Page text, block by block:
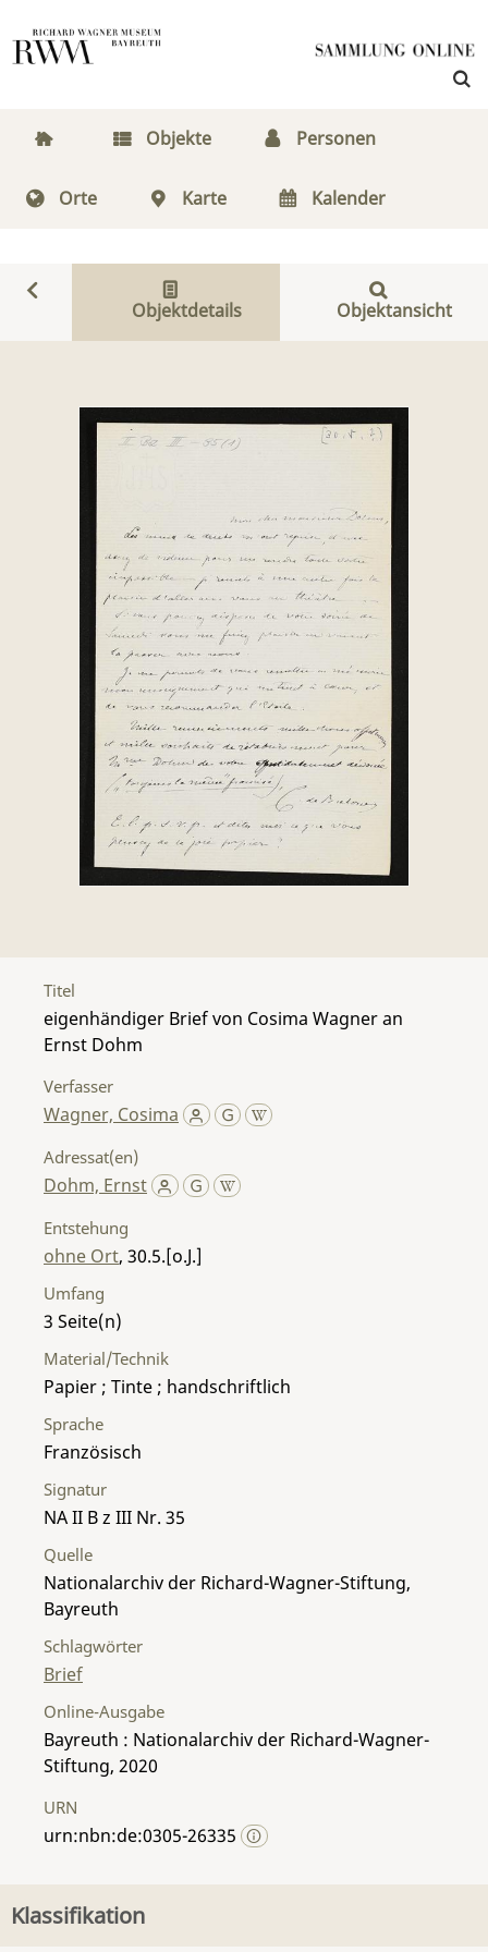
Objekte Personen
Orte Karte Kalender
Objektdetails Objektansicht
Titel
eigenhändiger Brief von Cosima Wagner an
Ernst Dohm
Verfasser
Wagner, Cosima
Adressat(en)
Dohm, Ernst
Entstehung
ohne Ort, 30.5.[o.J.]
Umfang
3
Material/Technik
Papier ; Tinte ; handschriftlich
Sprache
Französisch
Signatur
NA II B z III Nr. 35
Quelle
Nationalarchiv der Richard-Wagner-Stiftung,
Bayreuth
Schlagwörter
Brief
Online-Ausgabe
Bayreuth : Nationalarchiv der Richard-Wagner-
Stiftung, 2020
URN
urn:nbn:de:0305-26335
Klassifikation